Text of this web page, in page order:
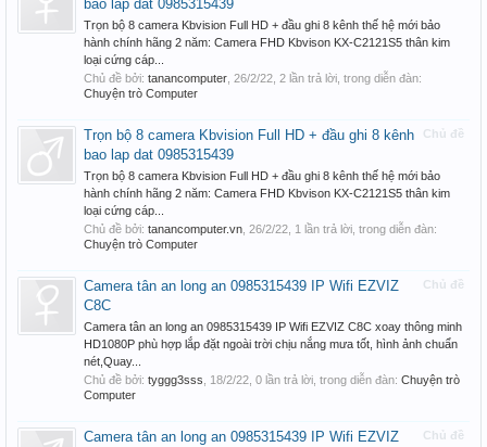
bao lap dat 0985315439
Trọn bộ 8 camera Kbvision Full HD + đầu ghi 8 kênh thế hệ mới bảo
hành chính hãng 2 năm: Camera FHD Kbvison KX-C2121S5 thân kim
loại cứng cáp...
Chủ đề bởi: tanancomputer 26/2/22 , 2 lần trả lời, trong diễn đàn:
Chuyện trò Computer
Chủ đề
Trọn bộ 8 camera Kbvision Full HD + đầu ghi 8 kênh
bao lap dat 0985315439
Trọn bộ 8 camera Kbvision Full HD + đầu ghi 8 kênh thế hệ mới bảo
hành chính hãng 2 năm: Camera FHD Kbvison KX-C2121S5 thân kim
loại cứng cáp...
Chủ đề bởi: tanancomputer.vn 26/2/22 , 1 lần trả lời, trong diễn đàn:
Chuyện trò Computer
Chủ đề
Camera tân an long an 0985315439 IP Wifi EZVIZ
C8C
Camera tân an long an 0985315439 IP Wifi EZVIZ C8C xoay thông minh
HD1080P phù hợp lắp đặt ngoài trời chịu nắng mưa tốt, hình ảnh chuẩn
nét,Quay...
Chủ đề bởi: tyggg3sss 18/2/22 , 0 lần trả lời, trong diễn đàn: Chuyện trò
Computer
Chủ đề
Camera tân an long an 0985315439 IP Wifi EZVIZ